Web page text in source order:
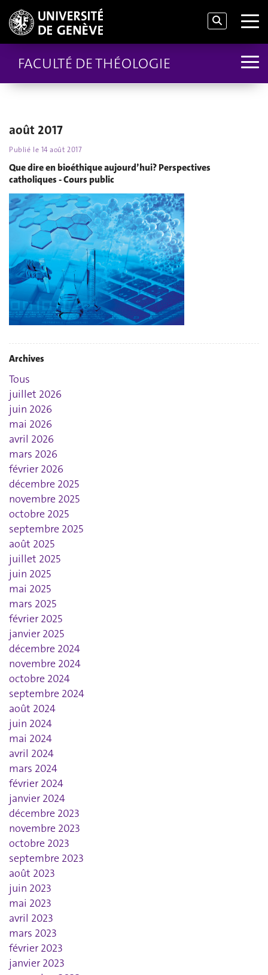
FACULTÉ DE THÉOLOGIE
août 2017
Publié le 14 août 2017
Que dire en bioéthique aujourd’hui? Perspectives
catholiques - Cours public
Archives
Tous
juillet 2026
juin 2026
mai 2026
avril 2026
mars 2026
février 2026
décembre 2025
novembre 2025
octobre 2025
septembre 2025
août 2025
juillet 2025
juin 2025
mai 2025
mars 2025
février 2025
janvier 2025
décembre 2024
novembre 2024
octobre 2024
septembre 2024
août 2024
juin 2024
mai 2024
avril 2024
mars 2024
février 2024
janvier 2024
décembre 2023
novembre 2023
octobre 2023
septembre 2023
août 2023
juin 2023
mai 2023
avril 2023
mars 2023
février 2023
janvier 2023